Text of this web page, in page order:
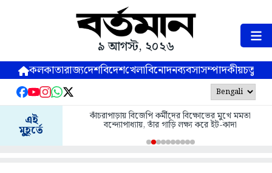
৯ আগস্ট, ২০২৬
কলকাতারাজ্যদেশবিদেশখেলাবিনোদনব্যবসাসম্পাদকীয়
এই
মুহূর্তে
কাঁচরাপাড়ায় বিজেপি কর্মীদের বিক্ষোভের মুখে মমতা
বন্দ্যোপাধ্যায়, তাঁর গাড়ি লক্ষ্য করে ইট-কাদা